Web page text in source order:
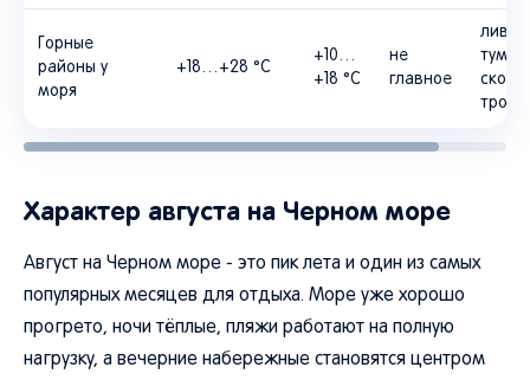
Горные
районы у
моря
+18…+28 °C
+10…
+18 °C
не
главное
тропы
Характер августа на Черном море
Август на Черном море - это пик лета и один из самых
популярных месяцев для отдыха. Море уже хорошо
прогрето, ночи тёплые, пляжи работают на полную
нагрузку, а вечерние набережные становятся центром